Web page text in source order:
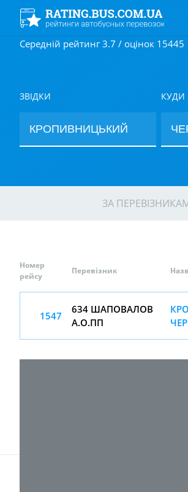
Середній рейтинг 3.7 / оцінок 15445
ЗВІДКИ КУДИ
ЗА
Номер
рейсу
Перевізник
1547
634 ШАПОВАЛОВ
А.О.ПП